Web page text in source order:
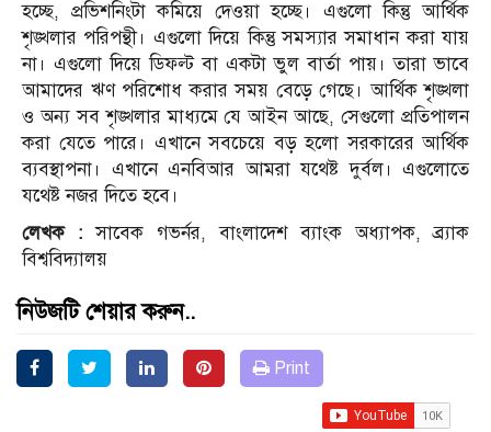
হচ্ছে, প্রভিশনিংটা কমিয়ে দেওয়া হচ্ছে। এগুলো কিন্তু আর্থিক
শৃঙ্খলার পরিপন্থী। এগুলো দিয়ে কিন্তু সমস্যার সমাধান করা যায়
না। এগুলো দিয়ে ডিফল্ট বা একটা ভুল বার্তা পায়। তারা ভাবে
আমাদের ঋণ পরিশোধ করার সময় বেড়ে গেছে। আর্থিক শৃঙ্খলা
ও অন্য সব শৃঙ্খলার মাধ্যমে যে আইন আছে, সেগুলো প্রতিপালন
করা যেতে পারে। এখানে সবচেয়ে বড় হলো সরকারের আর্থিক
ব্যবস্থাপনা। এখানে এনবিআর আমরা যথেষ্ট দুর্বল। এগুলোতে
যথেষ্ট নজর দিতে হবে।
লেখক :সাবেক গভর্নর, বাংলাদেশ ব্যাংক অধ্যাপক, ব্র্যাক
বিশ্ববিদ্যালয়
নিউজটি শেয়ার করুন..
Print